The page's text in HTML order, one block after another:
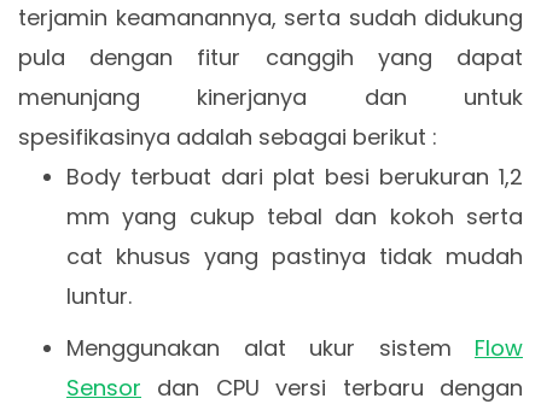
terjamin keamanannya, serta sudah didukung
pula dengan fitur canggih yang dapat
menunjang kinerjanya dan untuk
spesifikasinya adalah sebagai berikut :
Body terbuat dari plat besi berukuran 1,2
mm yang cukup tebal dan kokoh serta
cat khusus yang pastinya tidak mudah
luntur.
Menggunakan alat ukur sistem Flow
Sensor dan CPU versi terbaru dengan